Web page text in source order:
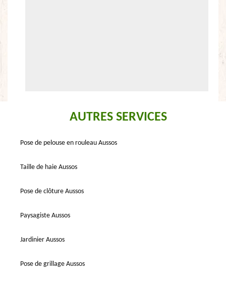
AUTRES SERVICES
Pose de pelouse en rouleau Aussos
Taille de haie Aussos
Pose de clôture Aussos
Paysagiste Aussos
Jardinier Aussos
Pose de grillage Aussos